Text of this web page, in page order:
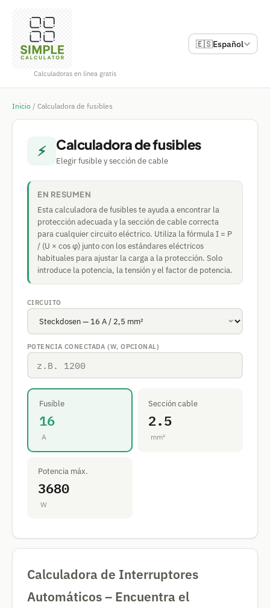
Calculadoras en línea gratis
🇪🇸Español
Inicio / Calculadora de fusibles
⚡ Calculadora de fusibles
Elegir fusible y sección de cable
EN RESUMEN
Esta calculadora de fusibles te ayuda a encontrar la
protección adecuada y la sección de cable correcta
para cualquier circuito eléctrico. Utiliza la fórmula I = P
/ (U × cos φ) junto con los estándares eléctricos
habituales para ajustar la carga a la protección. Solo
introduce la potencia, la tensión y el factor de potencia.
CIRCUITO
POTENCIA CONECTADA (W, OPCIONAL)
Fusible
16
A
Sección cable
2.5
mm²
Potencia máx.
3680
W
Calculadora de Interruptores
Automáticos – Encuentra el